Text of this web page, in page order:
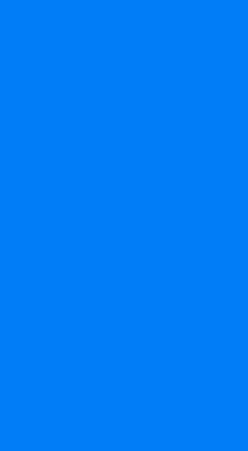
I район
один из
мире
гордится
лауреатов –